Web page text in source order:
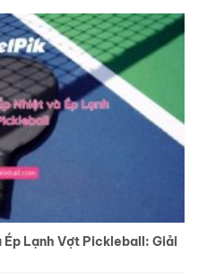
Ép Lạnh Vợt Pickleball: Giải